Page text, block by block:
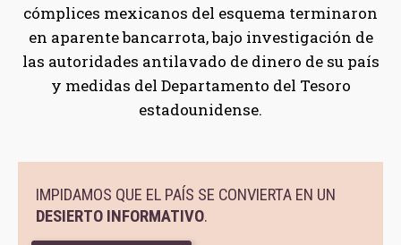
cómplices mexicanos del esquema terminaron
en aparente bancarrota, bajo investigación de
las autoridades antilavado de dinero de su país
y medidas del Departamento del Tesoro
estadounidense.
IMPIDAMOS QUE EL PAÍS SE CONVIERTA EN UN
DESIERTO INFORMATIVO.